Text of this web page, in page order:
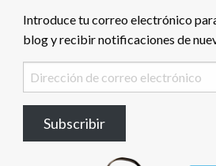
Introduce tu correo electrónico
blog y recibir notificaciones de
Dirección
de
electrónico
Subscribir